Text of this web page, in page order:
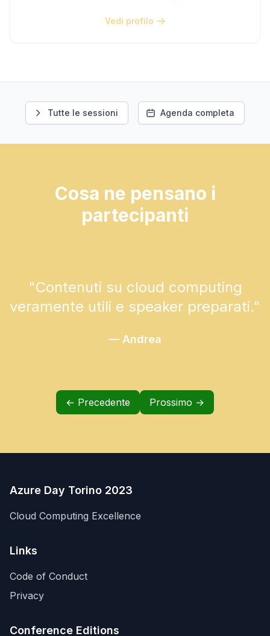
Vedi profilo
Tutte le sessioni Agenda completa
Cosa ne pensano i
partecipanti
"Contenuti su cloud computing
veramente utili e speaker preparati."
— Andrea
← Precedente Prossimo →
Azure Day Torino 2023
Cloud Computing Excellence
Links
Code of Conduct
Privacy
Conference Editions